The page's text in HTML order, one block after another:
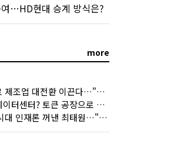
…HD현대 승계 방식은?
more
AI로 제조업 대전환 이끈다…"2030년까지 민관합동 20조 투자"
②데이터센터? 토큰 공장으로 변신
AI 시대 인재론 꺼낸 최태원…"협업이 경쟁력"